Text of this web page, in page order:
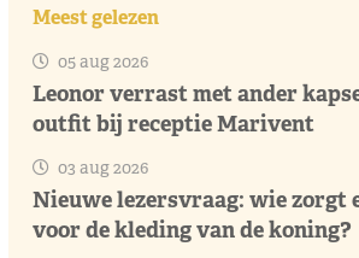
Meest gelezen
05 aug 2026
Leonor verrast met ander
outfit bij receptie Marivent
03 aug 2026
Nieuwe lezersvraag: wie zorgt
voor de kleding van de koning?